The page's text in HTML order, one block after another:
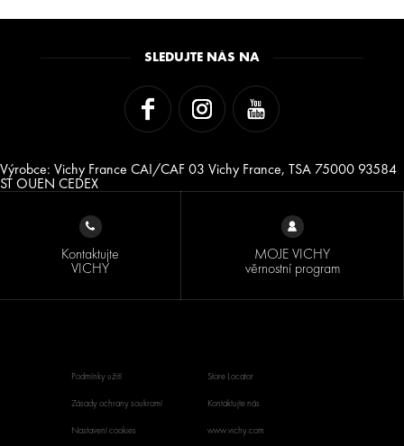
SLEDUJTE NÁS NA
Výrobce: Vichy France CAI/CAF 03 Vichy France, TSA 75000 93584
ST OUEN CEDEX
Kontaktujte
VICHY
MOJE VICHY
věrnostní program
Podmínky užití
Zásady ochrany soukromí
Nastavení cookies
Store Locator
Kontaktujte nás
www.vichy.com